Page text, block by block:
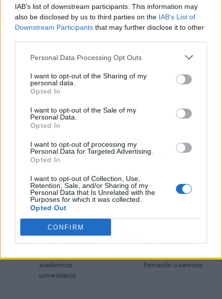
IAB’s list of downstream participants. This information may
also be disclosed by us to third parties on the IAB’s List of
Downstream Participants that may further disclose it to other
Personal Data Processing Opt Outs
I want to opt-out of the Sharing of my
personal data.
Opted In
I want to opt-out of the Sale of my
Personal Data.
Opted In
I want to opt-out of processing my
Personal Data for Targeted Advertising.
Opted In
I want to opt-out of Collection, Use,
Retention, Sale, and/or Sharing of my
Personal Data that Is Unrelated with the
Purposes for which it was collected.
Opted Out
CONFIRM
Con la ayuda de Dsing, es posible conseguir una
imagen de marca consistente, con fortaleza y
Además, disponen de una tienda
puede ser visitada las 24 horas del día.
Con Ayuda Universitaria,
es posible identificar el
académicos
universitarios
para los negocios
formación o servicios